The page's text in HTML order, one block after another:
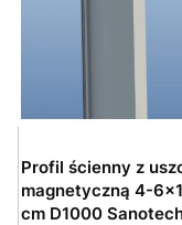
Profil ścienny z
magnetyczną 4-
cm D1000